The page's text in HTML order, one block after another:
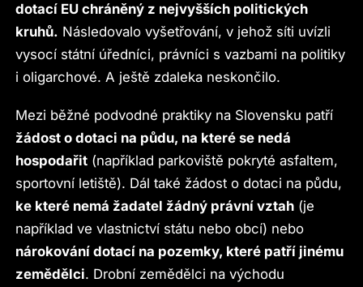
dotací EU chráněný z nejvyšších politických
kruhů. Následovalo vyšetřování, v jehož síti uvízli
vysocí státní úředníci, právníci s vazbami na politiky
i oligarchové. A ještě zdaleka neskončilo.
Mezi běžné podvodné praktiky na Slovensku patří
žádost o dotaci na půdu, na které se nedá
hospodařit (například parkoviště pokryté asfaltem,
sportovní letiště). Dál také žádost o dotaci na půdu,
ke které nemá žadatel žádný právní vztah (je
například ve vlastnictví státu nebo obcí) nebo
nárokování dotací na pozemky, které patří jinému
zemědělci. Drobní zemědělci na východu